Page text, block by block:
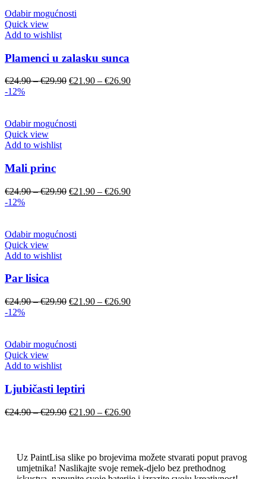
Odabir mogućnosti
Quick view
Add to wishlist
Plamenci u zalasku sunca
€24.90–€29.90 €21.90 – €26.90
-12%
Odabir mogućnosti
Quick view
Add to wishlist
Mali princ
€24.90–€29.90 €21.90 – €26.90
-12%
Odabir mogućnosti
Quick view
Add to wishlist
Par lisica
€24.90–€29.90 €21.90 – €26.90
-12%
Odabir mogućnosti
Quick view
Add to wishlist
Ljubičasti leptiri
€24.90–€29.90 €21.90 – €26.90
Uz PaintLisa slike po brojevima možete stvarati poput pravog
umjetnika! Naslikajte svoje remek-djelo bez prethodnog